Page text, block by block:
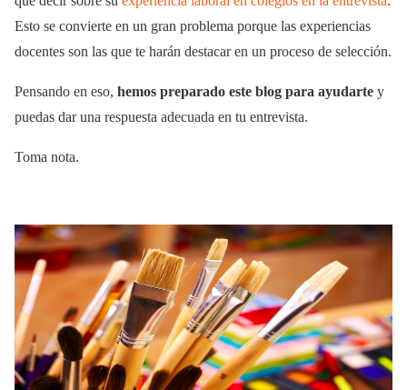
Esto se convierte en un gran problema porque las experiencias
docentes son las que te harán destacar en un proceso de selección.
Pensando en eso, hemos preparado este blog para ayudarte y
puedas dar una respuesta adecuada en tu entrevista.
Toma nota.